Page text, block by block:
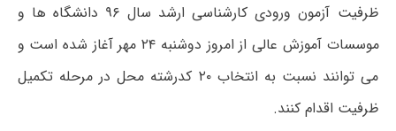
ظرفیت آزمون ورودی کارشناسی ارشد سال ۹۶ دانشگاه ها و
موسسات آموزش عالی از امروز دوشنبه ۲۴ مهر آغاز شده است و
می توانند نسبت به انتخاب ۲۰ کدرشته محل در مرحله تکمیل
ظرفیت اقدام کنند.